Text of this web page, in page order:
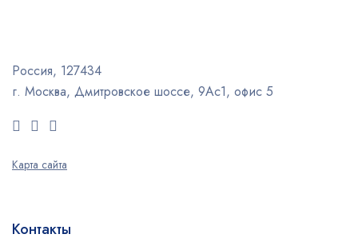
Россия, 127434
г. Москва, Дмитровское шоссе, 9Ас1, офис 5
Карта сайта
Контакты